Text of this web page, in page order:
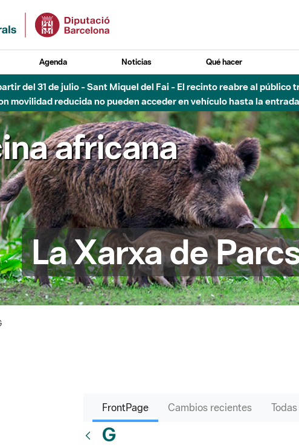
Agenda Noticias Qué hacer
del 31 de julio - Sant Miquel del Fai - El recinto reabre al
movilidad reducida no pueden acceder en vehículo hasta la
africana
La Xarxa de
FrontPage Cambios recientes
G